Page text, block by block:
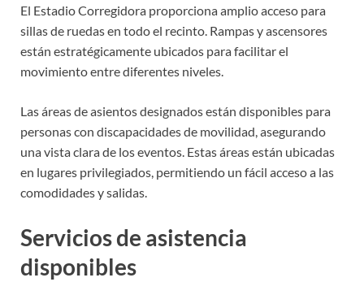
El Estadio Corregidora proporciona amplio acceso para
sillas de ruedas en todo el recinto. Rampas y ascensores
están estratégicamente ubicados para facilitar el
movimiento entre diferentes niveles.
Las áreas de asientos designados están disponibles para
personas con discapacidades de movilidad, asegurando
una vista clara de los eventos. Estas áreas están ubicadas
en lugares privilegiados, permitiendo un fácil acceso a las
comodidades y salidas.
Servicios de asistencia
disponibles